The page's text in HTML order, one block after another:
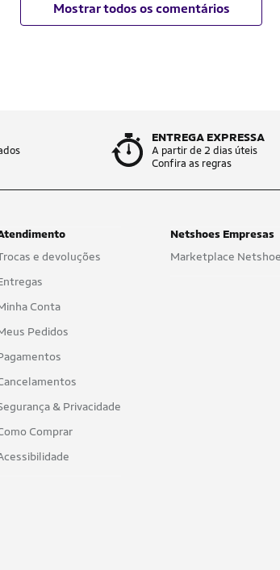
Mostrar todos os comentários
ENTREGA EXPRESSA
A partir de 2 dias úteis
Confira as regras
e devoluções
Conta
Pedidos
& Privacidade
Comprar
Netshoes Empresas
Marketplace